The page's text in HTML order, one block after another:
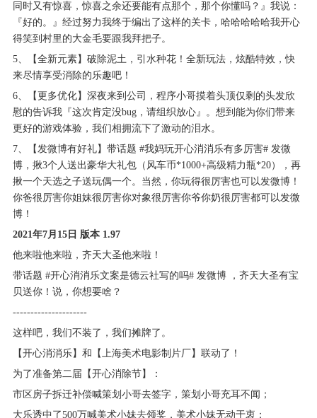
同时又有惊喜，惊喜之余还要能有点那个，那个你懂吗？』我说：
『好的。』经过努力我终于编出了这样的关卡，哈哈哈哈哈我开心
得笑到村里的大金毛要跟我拜把子。
5、【全新元素】破除泥土，引水种花！全新玩法，炫酷特效，快
来尽情享受消除的乐趣吧！
6、【更多优化】深夜来到公司，程序小哥摸着头顶仅剩的头发欣
慰的告诉我『这次肯定没bug，请组织放心』。想到能为你们带来
更好的游戏体验，我们相拥流下了激动的泪水。
7、【发微博有好礼】带话题 #我妈玩开心消消乐有多厉害# 发微
博，揪3个人送出豪华大礼包（风车币*1000+高级精力瓶*20），再
揪一个天选之子送玩偶一个。当然，你玩得很厉害也可以发微博！
你爸很厉害你姐妹很厉害你对象很厉害你爷你奶很厉害都可以发微
博！
2021年7月15日 版本 1.97
他来啦他来啦，齐天大圣他来啦！
带话题 #开心消消乐文案是德云社写的吗# 发微博 ，齐天大圣有宝
贝送你！说，你想要啥？
---------------------
这样吧，我们不装了，我们摊牌了。
【开心消消乐】和【上海美术电影制片厂】联动了！
为了准备第二届【开心消除节】：
市区房子拆迁补偿喊策划小哥去签字，策划小哥充耳不闻；
大乐透中了500万喊美术小妹去领奖，美术小妹无动于衷；